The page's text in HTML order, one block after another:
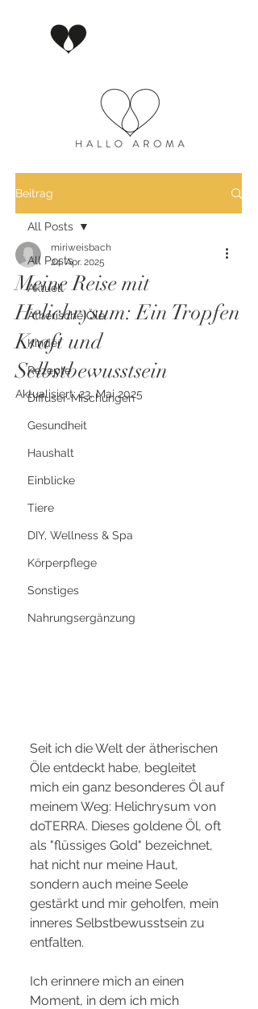
Beitrag
All Posts
Aktuell
Ätherische Öle
Kinder
Rezepte
Diffuser-Mischungen
Gesundheit
Haushalt
Einblicke
Tiere
DIY, Wellness & Spa
Körperpflege
Sonstiges
Nahrungsergänzung
All Posts
Meine Reise mit
Helichrysum: Ein Tropfen
Kraft und
Selbstbewusstsein
miriweisbach
24. Apr. 2025
Aktualisiert:23. Mai 2025
Seit ich die Welt der ätherischen
Öle entdeckt habe, begleitet
mich ein ganz besonderes Öl auf
meinem Weg: Helichrysum von
doTERRA. Dieses goldene Öl, oft
als "flüssiges Gold" bezeichnet,
hat nicht nur meine Haut,
sondern auch meine Seele
gestärkt und mir geholfen, mein
inneres Selbstbewusstsein zu
entfalten.
Ich erinnere mich an einen
Moment, in dem ich mich